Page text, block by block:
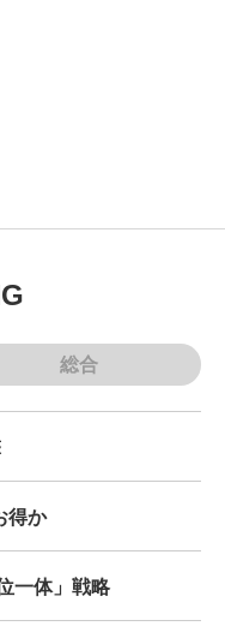
総合
得か
一体」戦略